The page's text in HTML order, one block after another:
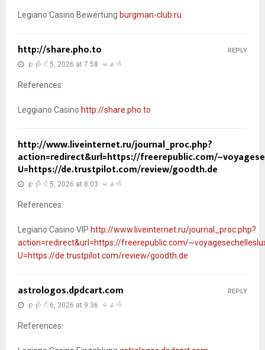
Legiano Casino Bewertung burgman-club.ru
http://share.pho.to
ဇူလိုင် 5, 2026 at 7:58 မနက်
References:
Leggiano Casino http://share.pho.to
REPLY
http://www.liveinternet.ru/journal_proc.php?
action=redirect&url=https://freerepublic.com/
U=https://de.trustpilot.com/review/goodth.de
ဇူလိုင် 5, 2026 at 8:03 မနက်
References:
Legiano Casino VIP http://www.liveinternet.ru/journal_proc.php?
action=redirect&url=https://freerepublic.com/
U=https://de.trustpilot.com/review/goodth.de
astrologos.dpdcart.com
ဇူလိုင် 6, 2026 at 9:36 မနက်
References:
REPLY